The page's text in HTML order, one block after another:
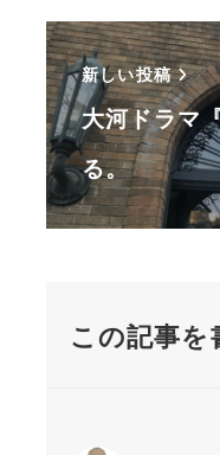
新しい投稿
大河ドラマ
る。
この記事を